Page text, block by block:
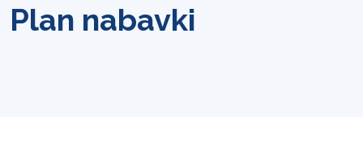
Plan nabavki